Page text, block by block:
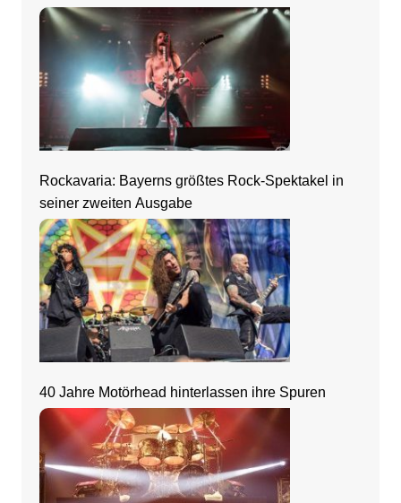
Rockavaria: Bayerns größtes Rock-Spektakel in
seiner zweiten Ausgabe
40 Jahre Motörhead hinterlassen ihre Spuren